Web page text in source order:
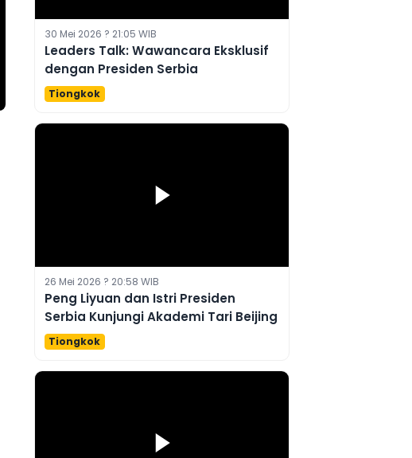
30 Mei 2026 ? 21:05 WIB
Leaders Talk: Wawancara Eksklusif
dengan Presiden Serbia
Tiongkok
26 Mei 2026 ? 20:58 WIB
Peng Liyuan dan Istri Presiden
Serbia Kunjungi Akademi Tari Beijing
Tiongkok